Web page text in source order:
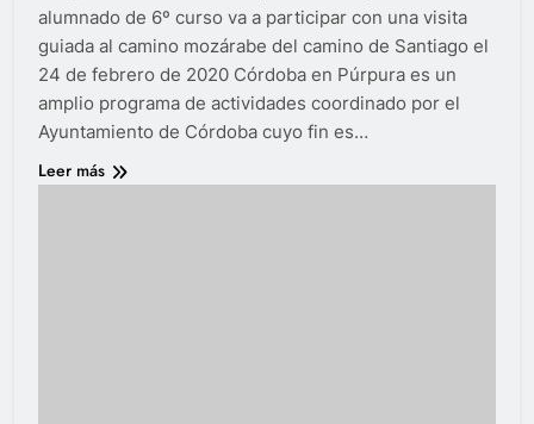
alumnado de 6º curso va a participar con una visita
guiada al camino mozárabe del camino de Santiago el
24 de febrero de 2020 Córdoba en Púrpura es un
amplio programa de actividades coordinado por el
Ayuntamiento de Córdoba cuyo fin es…
Leer más